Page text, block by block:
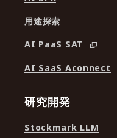
用途探索
AI PaaS SAT
AI SaaS Aconnect
研究開発
Stockmark LLM